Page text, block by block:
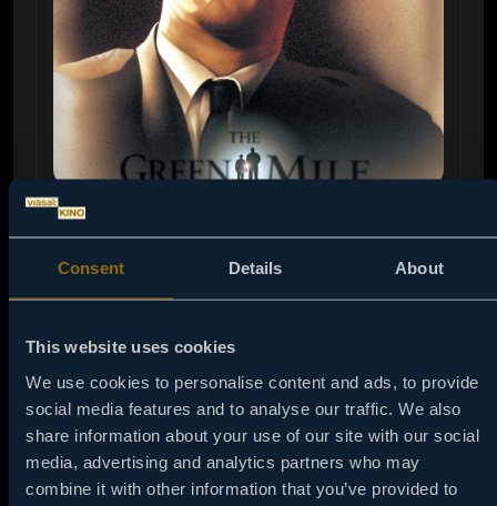
Consent Details About
This website uses cookies
We use cookies to personalise content and ads, to provide
social media features and to analyse our traffic. We also
share information about your use of our site with our social
media, advertising and analytics partners who may
combine it with other information that you’ve provided to
00:30
cu un har misterios, acuzat că a violat şi ucis
Tom Hanks.
SETEAZĂ MEMENTO